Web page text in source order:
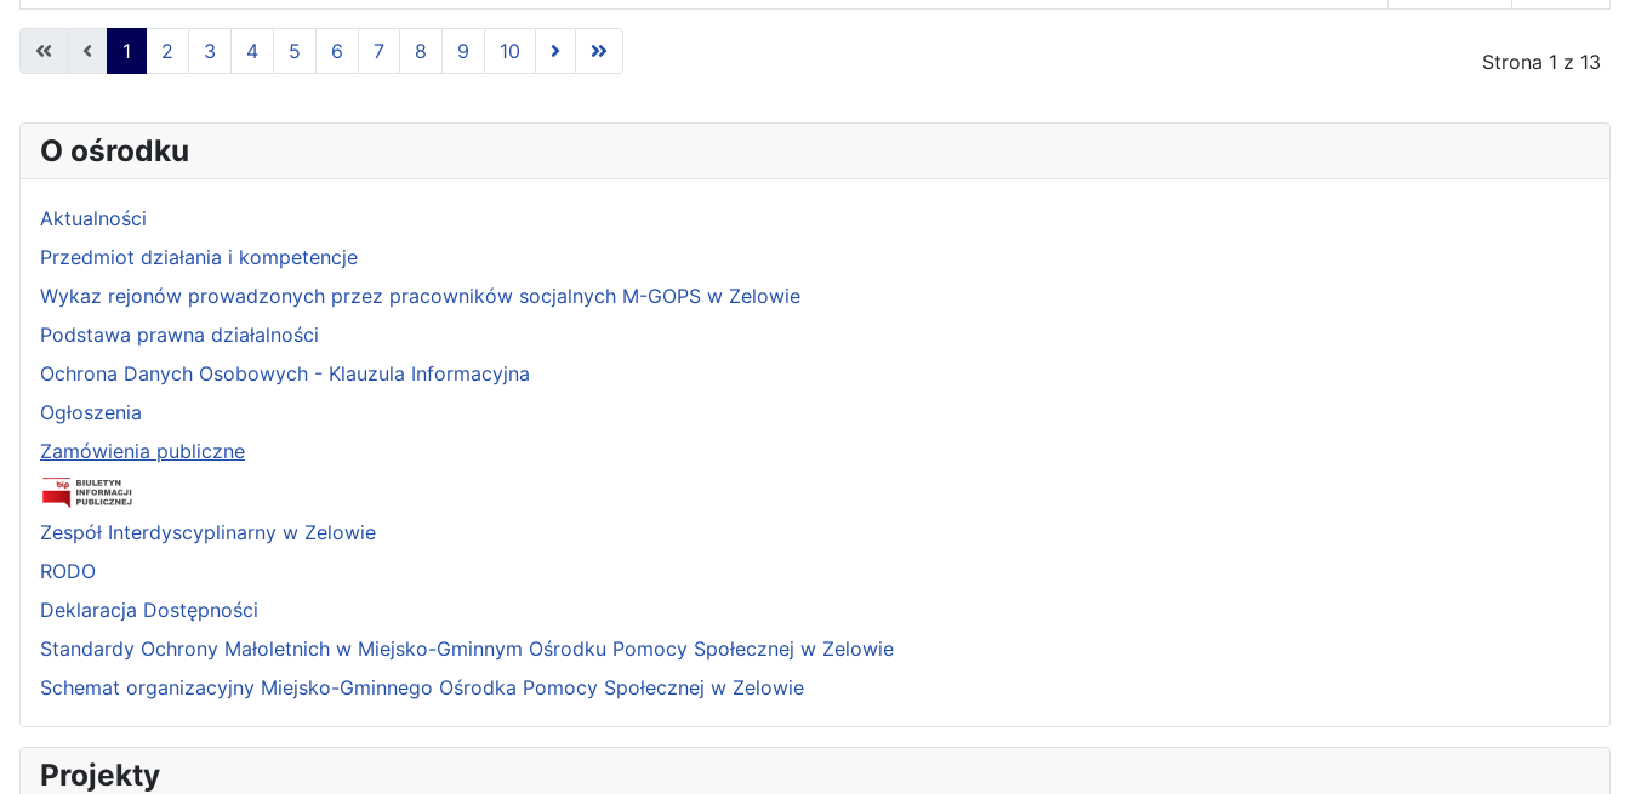
Spis artykułów
Strona 1 z 13
1 2 3 4 5 6 7 8 9 10
O ośrodku
Aktualności
Przedmiot działania i kompetencje
Wykaz rejonów prowadzonych przez pracowników socjalnych M-GOPS w Zelowie
Podstawa prawna działalności
Ochrona Danych Osobowych - Klauzula Informacyjna
Ogłoszenia
Zamówienia publiczne
Zespół Interdyscyplinarny w Zelowie
RODO
Deklaracja Dostępności
Standardy Ochrony Małoletnich w Miejsko-Gminnym Ośrodku Pomocy Społecznej w Zelowie
Schemat organizacyjny Miejsko-Gminnego Ośrodka Pomocy Społecznej w Zelowie
Projekty